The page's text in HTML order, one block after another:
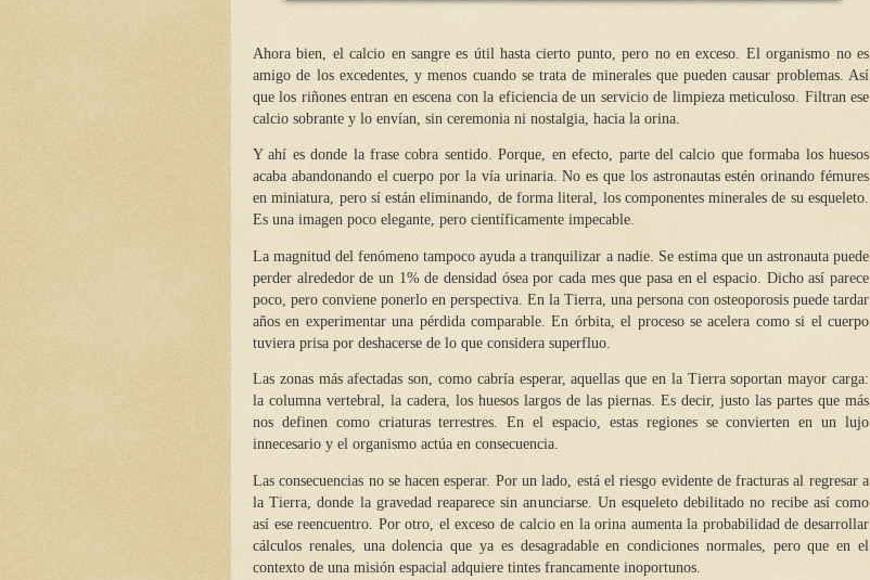
Ahora bien, el calcio en sangre es útil hasta cierto punto, pero no en exceso. El organismo no es
amigo de los excedentes, y menos cuando se trata de minerales que pueden causar problemas. Así
que los riñones entran en escena con la eficiencia de un servicio de limpieza meticuloso. Filtran ese
calcio sobrante y lo envían, sin ceremonia ni nostalgia, hacia la orina.
Y ahí es donde la frase cobra sentido. Porque, en efecto, parte del calcio que formaba los huesos
acaba abandonando el cuerpo por la vía urinaria. No es que los astronautas estén orinando fémures
en miniatura, pero sí están eliminando, de forma literal, los componentes minerales de su esqueleto.
Es una imagen poco elegante, pero científicamente impecable.
La magnitud del fenómeno tampoco ayuda a tranquilizar a nadie. Se estima que un astronauta puede
perder alrededor de un 1% de densidad ósea por cada mes que pasa en el espacio. Dicho así parece
poco, pero conviene ponerlo en perspectiva. En la Tierra, una persona con osteoporosis puede tardar
años en experimentar una pérdida comparable. En órbita, el proceso se acelera como si el cuerpo
tuviera prisa por deshacerse de lo que considera superfluo.
Las zonas más afectadas son, como cabría esperar, aquellas que en la Tierra soportan mayor carga:
la columna vertebral, la cadera, los huesos largos de las piernas. Es decir, justo las partes que más
nos definen como criaturas terrestres. En el espacio, estas regiones se convierten en un lujo
innecesario y el organismo actúa en consecuencia.
Las consecuencias no se hacen esperar. Por un lado, está el riesgo evidente de fracturas al regresar a
la Tierra, donde la gravedad reaparece sin anunciarse. Un esqueleto debilitado no recibe así como
así ese reencuentro. Por otro, el exceso de calcio en la orina aumenta la probabilidad de desarrollar
cálculos renales, una dolencia que ya es desagradable en condiciones normales, pero que en el
contexto de una misión espacial adquiere tintes francamente inoportunos.